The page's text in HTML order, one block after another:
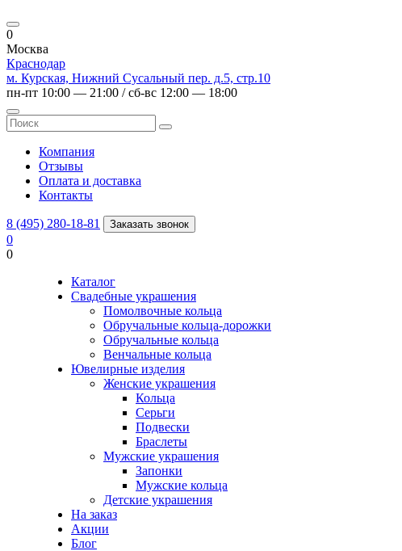
0
Москва
Краснодар
м. Курская, Нижний Сусальный пер. д.5, стр.10
пн-пт 10:00 — 21:00 / сб-вс 12:00 — 18:00
Компания
Отзывы
Оплата и доставка
Контакты
8 (495) 280-18-81 Заказать звонок
0
0
Каталог
Свадебные украшения
Помолвочные кольца
Обручальные кольца-дорожки
Обручальные кольца
Венчальные кольца
Ювелирные изделия
Женские украшения
Кольца
Серьги
Подвески
Браслеты
Мужские украшения
Запонки
Мужские кольца
Детские украшения
На заказ
Акции
Блог